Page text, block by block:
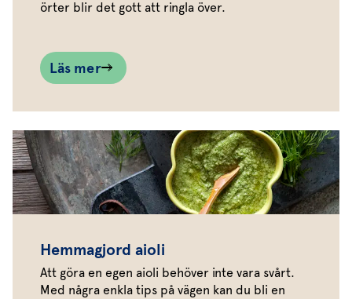
örter blir det gott att ringla över.
Läs mer
Hemmagjord aioli
Att göra en egen aioli behöver inte vara svårt.
Med några enkla tips på vägen kan du bli en